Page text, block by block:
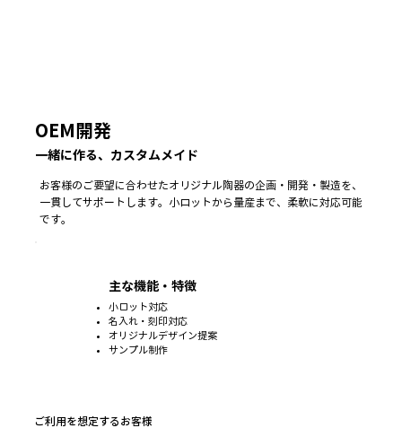
OEM開発
一緒に作る、カスタムメイド
お客様のご要望に合わせたオリジナル陶器の企画・開発・製造を、
一貫してサポートします。小ロットから量産まで、柔軟に対応可能
です。
主な機能・特徴
小ロット対応
名入れ・刻印対応
オリジナルデザイン提案
サンプル制作
ご利用を想定するお客様